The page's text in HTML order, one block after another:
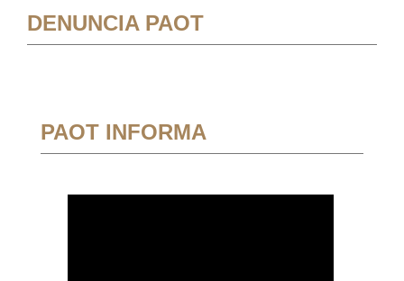
DENUNCIA PAOT
PAOT INFORMA